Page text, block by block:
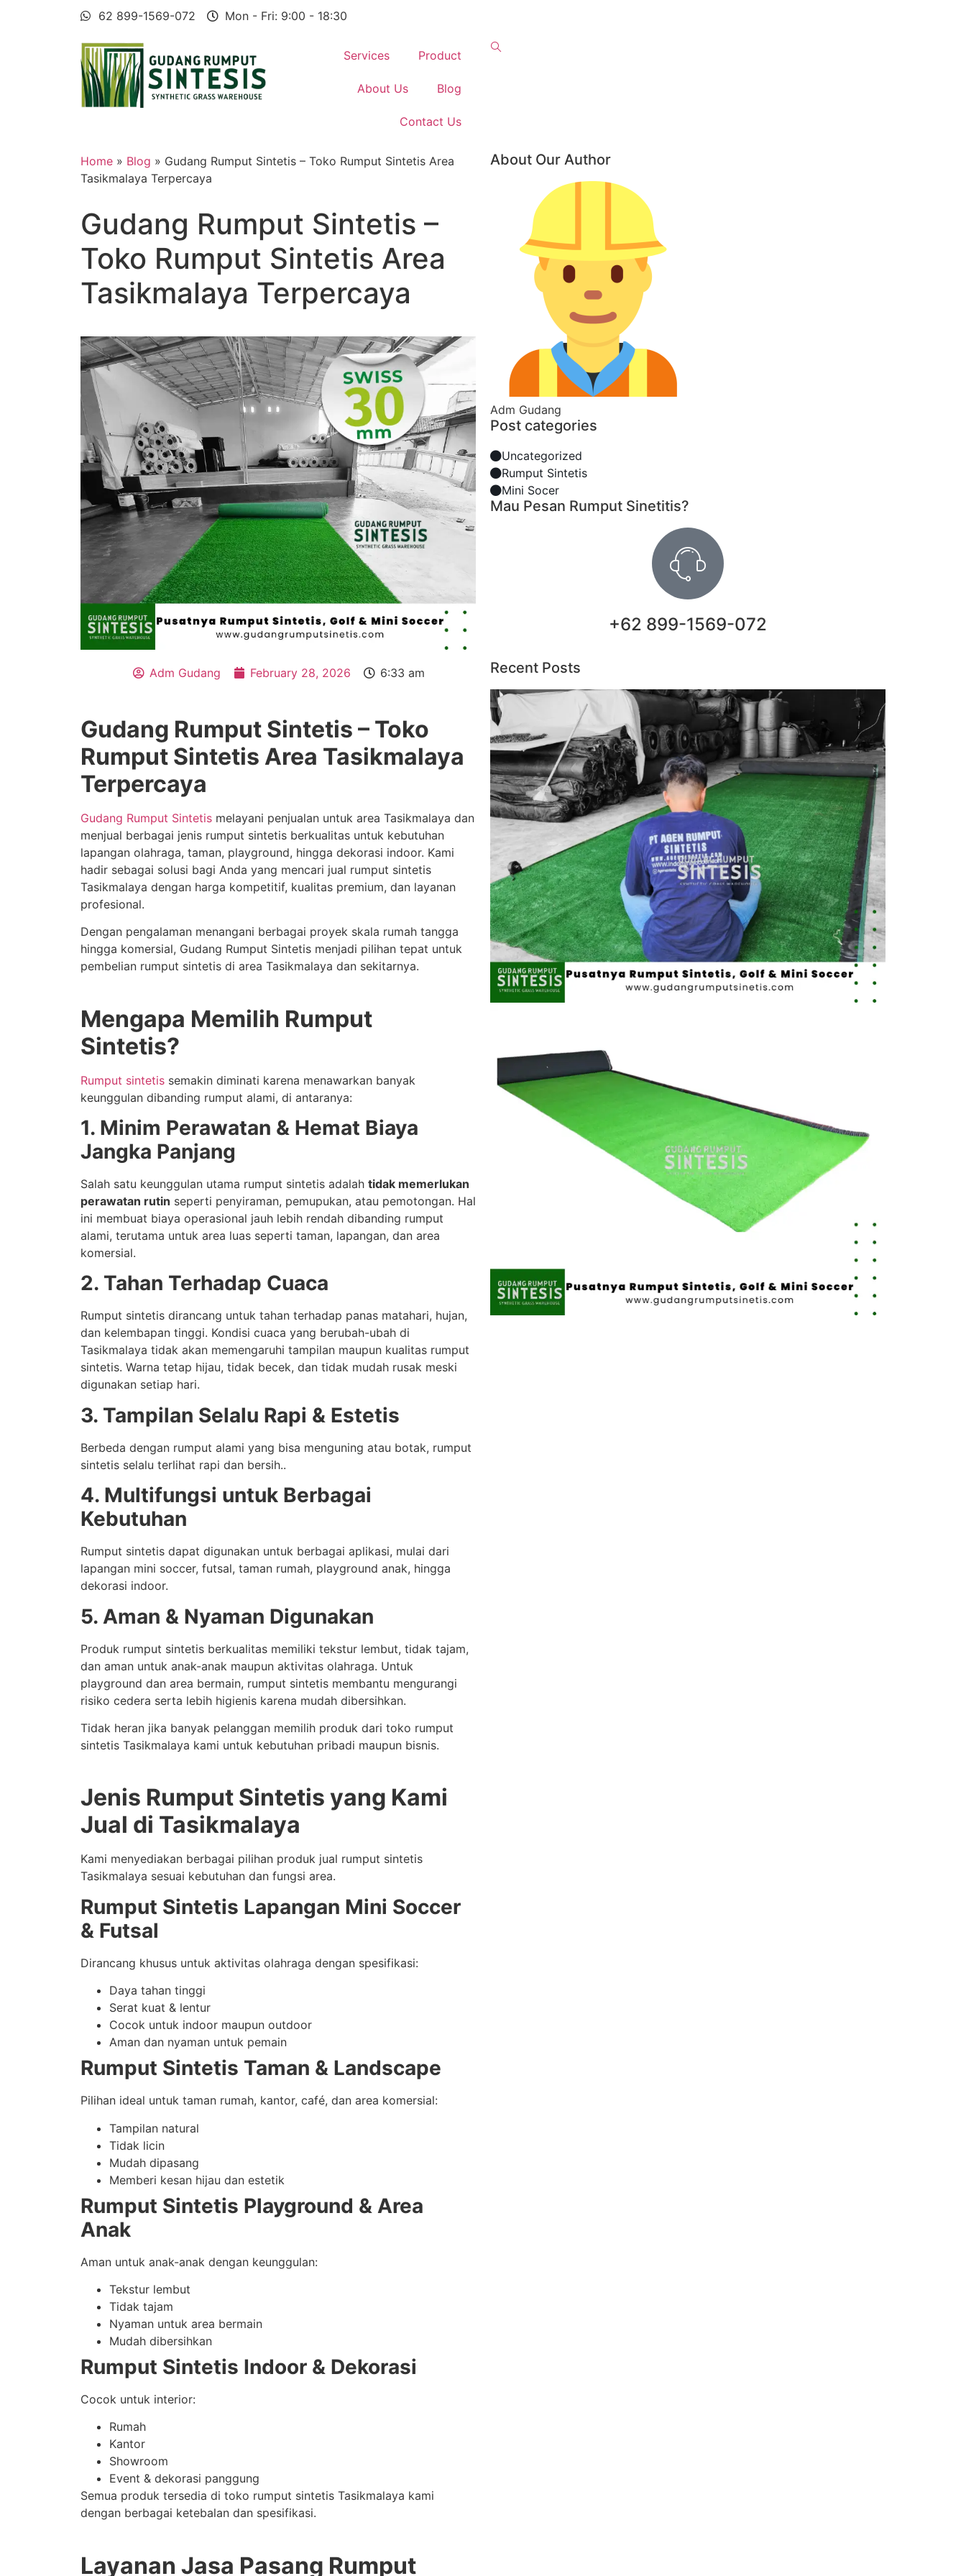
62 899-1569-072 Mon - Fri: 9:00 - 18:30
Services Product
About Us Blog
Contact Us
Home » Blog » Gudang Rumput Sintetis – Toko Rumput Sintetis Area
Tasikmalaya Terpercaya
Gudang Rumput Sintetis –
Toko Rumput Sintetis Area
Tasikmalaya Terpercaya
Adm Gudang February 28, 2026 6:33 am
Gudang Rumput Sintetis – Toko
Rumput Sintetis Area Tasikmalaya
Terpercaya
Gudang Rumput Sintetis melayani penjualan untuk area Tasikmalaya dan
menjual berbagai jenis rumput sintetis berkualitas untuk kebutuhan
lapangan olahraga, taman, playground, hingga dekorasi indoor. Kami
hadir sebagai solusi bagi Anda yang mencari jual rumput sintetis
Tasikmalaya dengan harga kompetitif, kualitas premium, dan layanan
profesional.
Dengan pengalaman menangani berbagai proyek skala rumah tangga
hingga komersial, Gudang Rumput Sintetis menjadi pilihan tepat untuk
pembelian rumput sintetis di area Tasikmalaya dan sekitarnya.
Mengapa Memilih Rumput
Sintetis?
Rumput sintetis semakin diminati karena menawarkan banyak
keunggulan dibanding rumput alami, di antaranya:
1. Minim Perawatan & Hemat Biaya
Jangka Panjang
Salah satu keunggulan utama rumput sintetis adalah tidak memerlukan
perawatan rutin seperti penyiraman, pemupukan, atau pemotongan. Hal
ini membuat biaya operasional jauh lebih rendah dibanding rumput
alami, terutama untuk area luas seperti taman, lapangan, dan area
komersial.
2. Tahan Terhadap Cuaca
Rumput sintetis dirancang untuk tahan terhadap panas matahari, hujan,
dan kelembapan tinggi. Kondisi cuaca yang berubah-ubah di
Tasikmalaya tidak akan memengaruhi tampilan maupun kualitas rumput
sintetis. Warna tetap hijau, tidak becek, dan tidak mudah rusak meski
digunakan setiap hari.
3. Tampilan Selalu Rapi & Estetis
Berbeda dengan rumput alami yang bisa menguning atau botak, rumput
sintetis selalu terlihat rapi dan bersih..
4. Multifungsi untuk Berbagai
Kebutuhan
Rumput sintetis dapat digunakan untuk berbagai aplikasi, mulai dari
lapangan mini soccer, futsal, taman rumah, playground anak, hingga
dekorasi indoor.
5. Aman & Nyaman Digunakan
Produk rumput sintetis berkualitas memiliki tekstur lembut, tidak tajam,
dan aman untuk anak-anak maupun aktivitas olahraga. Untuk
playground dan area bermain, rumput sintetis membantu mengurangi
risiko cedera serta lebih higienis karena mudah dibersihkan.
Tidak heran jika banyak pelanggan memilih produk dari toko rumput
sintetis Tasikmalaya kami untuk kebutuhan pribadi maupun bisnis.
Jenis Rumput Sintetis yang Kami
Jual di Tasikmalaya
Kami menyediakan berbagai pilihan produk jual rumput sintetis
Tasikmalaya sesuai kebutuhan dan fungsi area.
Rumput Sintetis Lapangan Mini Soccer
& Futsal
Dirancang khusus untuk aktivitas olahraga dengan spesifikasi:
Daya tahan tinggi
Serat kuat & lentur
Cocok untuk indoor maupun outdoor
Aman dan nyaman untuk pemain
Rumput Sintetis Taman & Landscape
Pilihan ideal untuk taman rumah, kantor, café, dan area komersial:
Tampilan natural
Tidak licin
Mudah dipasang
Memberi kesan hijau dan estetik
Rumput Sintetis Playground & Area
Anak
Aman untuk anak-anak dengan keunggulan:
Tekstur lembut
Tidak tajam
Nyaman untuk area bermain
Mudah dibersihkan
Rumput Sintetis Indoor & Dekorasi
Cocok untuk interior:
Rumah
Kantor
Showroom
Event & dekorasi panggung
Semua produk tersedia di toko rumput sintetis Tasikmalaya kami
dengan berbagai ketebalan dan spesifikasi.
Layanan Jasa Pasang Rumput
About Our Author
Adm Gudang
Post categories
Uncategorized
Rumput Sintetis
Mini Socer
Mau Pesan Rumput Sinetitis?
+62 899-1569-072
Recent Posts